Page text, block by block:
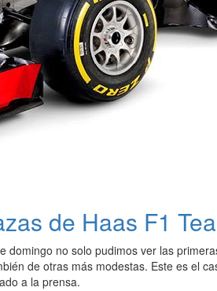
de Haas F1
domingo no solo pudimos ver las
de otras más modestas. Este es el
a la prensa.